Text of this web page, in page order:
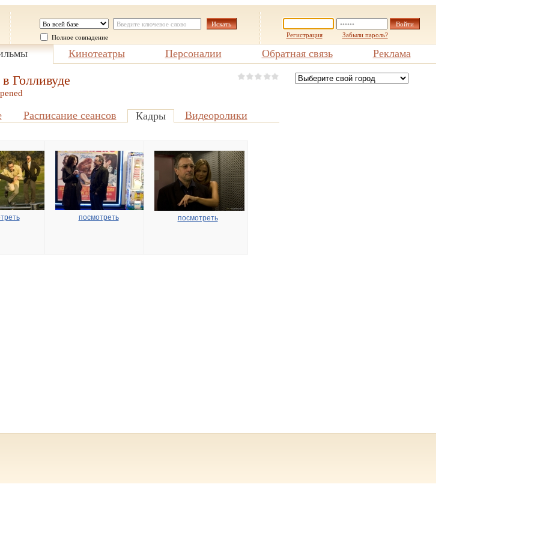
Полное совпадение Регистрация Забыли пароль?
Кинотеатры Персоналии Обратная связь Реклама
Голливуде
Расписание сеансов Кадры Видеоролики
посмотреть посмотреть